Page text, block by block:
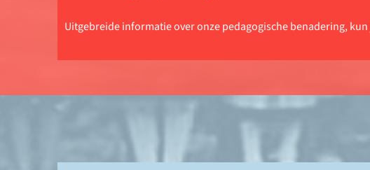
Uitgebreide informatie over onze pedagogische benadering,